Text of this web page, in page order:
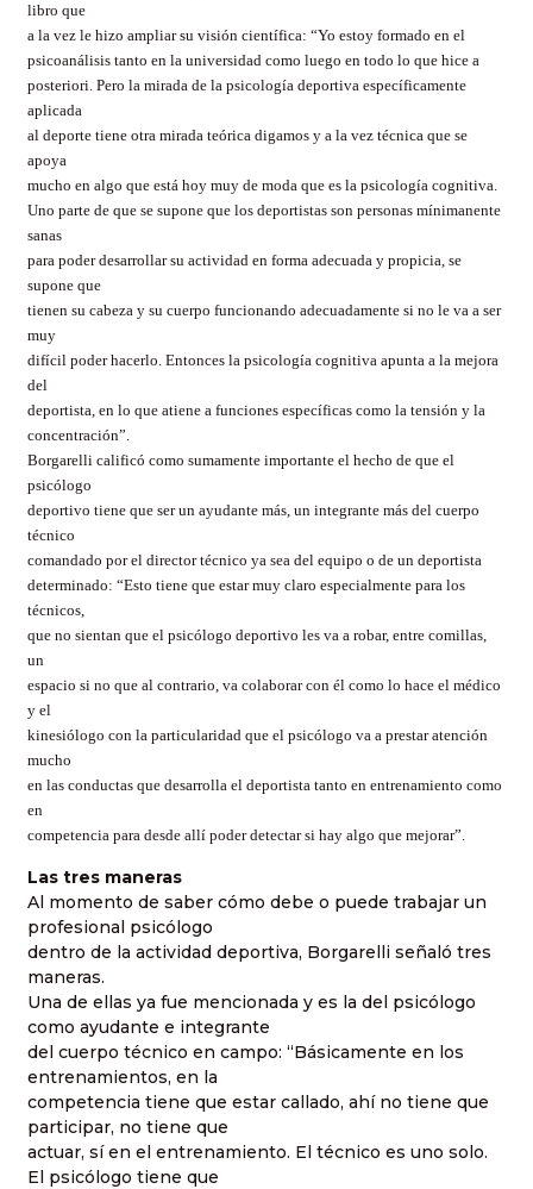
libro que
a la vez le hizo ampliar su visión científica: “Yo estoy formado en el
psicoanálisis tanto en la universidad como luego en todo lo que hice a
posteriori. Pero la mirada de la psicología deportiva específicamente
aplicada
al deporte tiene otra mirada teórica digamos y a la vez técnica que se
apoya
mucho en algo que está hoy muy de moda que es la psicología cognitiva.
Uno parte de que se supone que los deportistas son personas mínimanente
sanas
para poder desarrollar su actividad en forma adecuada y propicia, se
supone que
tienen su cabeza y su cuerpo funcionando adecuadamente si no le va a ser
muy
difícil poder hacerlo. Entonces la psicología cognitiva apunta a la mejora
del
deportista, en lo que atiene a funciones específicas como la tensión y la
concentración”.
Borgarelli calificó como sumamente importante el hecho de que el
psicólogo
deportivo tiene que ser un ayudante más, un integrante más del cuerpo
técnico
comandado por el director técnico ya sea del equipo o de un deportista
determinado: “Esto tiene que estar muy claro especialmente para los
técnicos,
que no sientan que el psicólogo deportivo les va a robar, entre comillas,
un
espacio si no que al contrario, va colaborar con él como lo hace el médico
y el
kinesiólogo con la particularidad que el psicólogo va a prestar atención
mucho
en las conductas que desarrolla el deportista tanto en entrenamiento como
en
competencia para desde allí poder detectar si hay algo que mejorar”.
Las tres maneras
Al momento de saber cómo debe o puede trabajar un
profesional psicólogo
dentro de la actividad deportiva, Borgarelli señaló tres
maneras.
Una de ellas ya fue mencionada y es la del psicólogo
como ayudante e integrante
del cuerpo técnico en campo: “Básicamente en los
entrenamientos, en la
competencia tiene que estar callado, ahí no tiene que
participar, no tiene que
actuar, sí en el entrenamiento. El técnico es uno solo.
El psicólogo tiene que